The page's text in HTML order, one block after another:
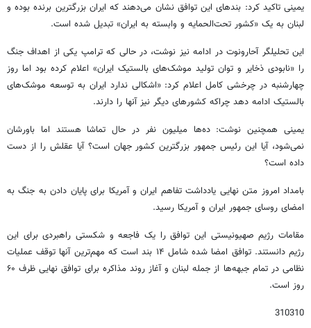
یمینی تاکید کرد: بندهای این توافق نشان می‌دهند که ایران بزرگترین برنده بوده و
لبنان به یک «کشور تحت‌الحمایه و وابسته به ایران» تبدیل شده است.
این تحلیلگر آحارونوت در ادامه نیز نوشت، در حالی که ترامپ یکی از اهداف جنگ
را «نابودی ذخایر و توان تولید موشک‌های بالستیک ایران» اعلام کرده بود اما روز
چهارشنبه در چرخشی کامل اعلام کرد: «اشکالی ندارد ایران به توسعه موشک‌های
بالستیک ادامه دهد چراکه کشورهای دیگر نیز آنها را دارند.
یمینی همچنین نوشت: ده‌ها میلیون نفر در حال تماشا هستند اما باورشان
نمی‌شود، آیا این رئیس جمهور بزرگترین کشور جهان است؟ آیا عقلش را از دست
داده است؟
بامداد امروز متن نهایی یادداشت تفاهم ایران و آمریکا برای پایان دادن به جنگ به
امضای روسای جمهور ایران و آمریکا رسید.
مقامات رژیم صهیونیستی این توافق‌ را یک فاجعه و شکستی راهبردی برای این
رژیم دانستند. توافق امضا شده شامل ۱۴ بند است که مهم‌ترین آنها توقف عملیات
نظامی در تمام جبهه‌ها از جمله لبنان و آغاز روند مذاکره برای توافق نهایی ظرف ۶۰
روز است.
310310